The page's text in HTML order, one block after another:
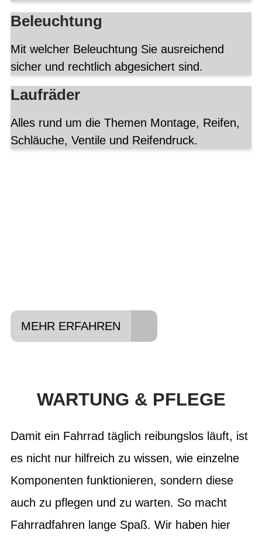
Beleuchtung
Mit welcher Beleuchtung Sie ausreichend
sicher und rechtlich abgesichert sind.
Laufräder
Alles rund um die Themen Montage, Reifen,
Schläuche, Ventile und Reifendruck.
MEHR ERFAHREN
WARTUNG & PFLEGE
Damit ein Fahrrad täglich reibungslos läuft, ist
es nicht nur hilfreich zu wissen, wie einzelne
Komponenten funktionieren, sondern diese
auch zu pflegen und zu warten. So macht
Fahrradfahren lange Spaß. Wir haben hier